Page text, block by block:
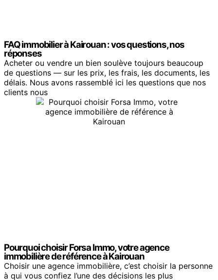
FAQ immobilier à Kairouan : vos questions, nos
réponses
Acheter ou vendre un bien soulève toujours beaucoup
de questions — sur les prix, les frais, les documents, les
délais. Nous avons rassemblé ici les questions que nos
clients nous
Pourquoi choisir Forsa Immo, votre agence
immobilière de référence à Kairouan
Choisir une agence immobilière, c’est choisir la personne
à qui vous confiez l’une des décisions les plus